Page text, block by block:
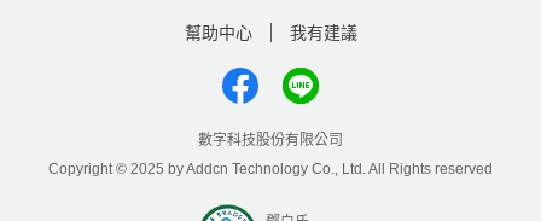
幫助中心 我有建議
數字科技股份有限公司
Copyright © 2025 by Addcn Technology Co., Ltd. All Rights reserved